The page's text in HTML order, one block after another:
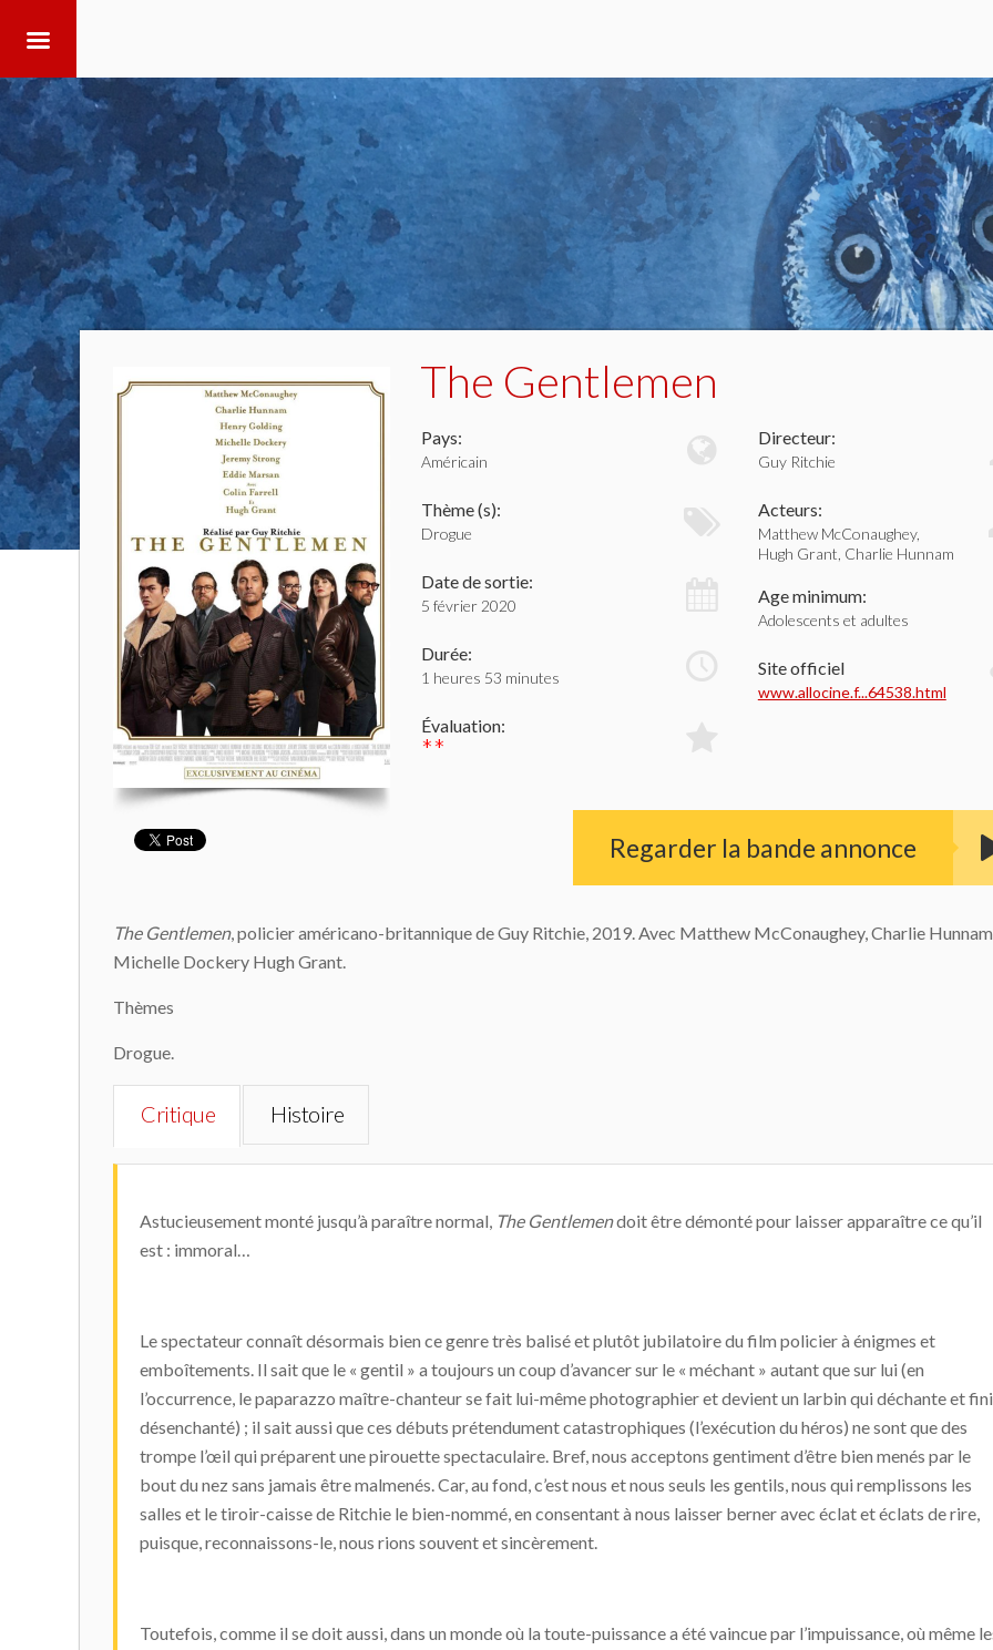
The Gentlemen
Pays:
Américain
Thème (s):
Drogue
Date de sortie:
5 février 2020
Durée:
1 heures 53 minutes
Évaluation:
**
Directeur:
Guy Ritchie
Acteurs:
Matthew McConaughey,
Hugh Grant, Charlie Hunnam
Age minimum:
Adolescents et adultes
Site officiel
www.allocine.f...64538.html
Regarder la bande annonce
The Gentlemen, policier américano-britannique de Guy Ritchie, 2019. Avec Matthew McConaughey, Charlie
Michelle Dockery Hugh Grant.
Thèmes
Drogue.
Critique Histoire
Astucieusement monté jusqu’à paraître normal, The Gentlemendoit être démonté pour laisser apparaître ce qu’il
est : immoral…
Le spectateur connaît désormais bien ce genre très balisé et plutôt jubilatoire du film policier à énigmes et
emboîtements. Il sait que le « gentil » a toujours un coup d’avancer sur le « méchant » autant que sur lui (en
l’occurrence, le paparazzo maître-chanteur se fait lui-même photographier et devient un larbin qui déchante et
désenchanté) ; il sait aussi que ces débuts prétendument catastrophiques (l’exécution du héros) ne sont que des
trompe l’œil qui préparent une pirouette spectaculaire. Bref, nous acceptons gentiment d’être bien menés par le
bout du nez sans jamais être malmenés. Car, au fond, c’est nous et nous seuls les gentils, nous qui remplissons les
salles et le tiroir-caisse de Ritchie le bien-nommé, en consentant à nous laisser berner avec éclat et éclats de rire,
puisque, reconnaissons-le, nous rions souvent et sincèrement.
Toutefois, comme il se doit aussi, dans un monde où la toute-puissance a été vaincue par l’impuissance, où même